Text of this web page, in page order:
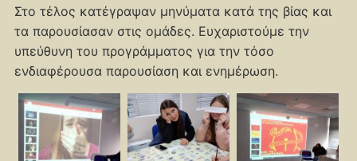
Στο τέλος κατέγραψαν μηνύματα κατά της βίας και
τα παρουσίασαν στις ομάδες. Ευχαριστούμε την
υπεύθυνη του προγράμματος για την τόσο
ενδιαφέρουσα παρουσίαση και ενημέρωση.